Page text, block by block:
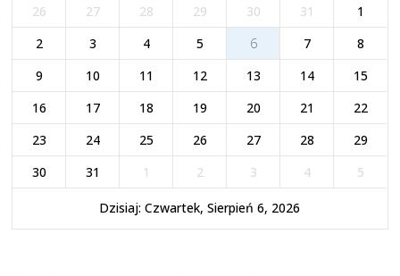
26 27 28 29 30 31
1
2
3 4 5 6 7
8
9
10 11 12 13 14
15
16
17 18 19 20 21
22
23
24 25 26 27 28
29
30
31 1 2 3 4 5
Dzisiaj: Czwartek, Sierpień 6, 2026